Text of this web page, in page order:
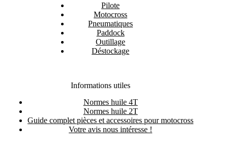
Pilote
Motocross
Pneumatiques
Paddock
Outillage
Déstockage
Informations utiles
Normes huile 4T
Normes huile 2T
Guide complet pièces et accessoires pour motocross
Votre avis nous intéresse !